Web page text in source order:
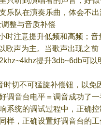
乐队在演奏乐曲，体会不
整与音质补偿
时注意提升低频和高频；
歌声为主。当歌声出现之
2khz~4khz提升3db~6db可以
时切不可猛旋补偿钮，以免
调音台电平＝调音成功了一
系统的调试过程中，正确
样，正确设置好调音台的